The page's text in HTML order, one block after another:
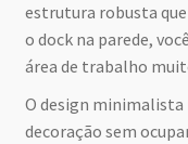
estrutura robusta
o dock na parede,
área de trabalho
O design
decoração sem